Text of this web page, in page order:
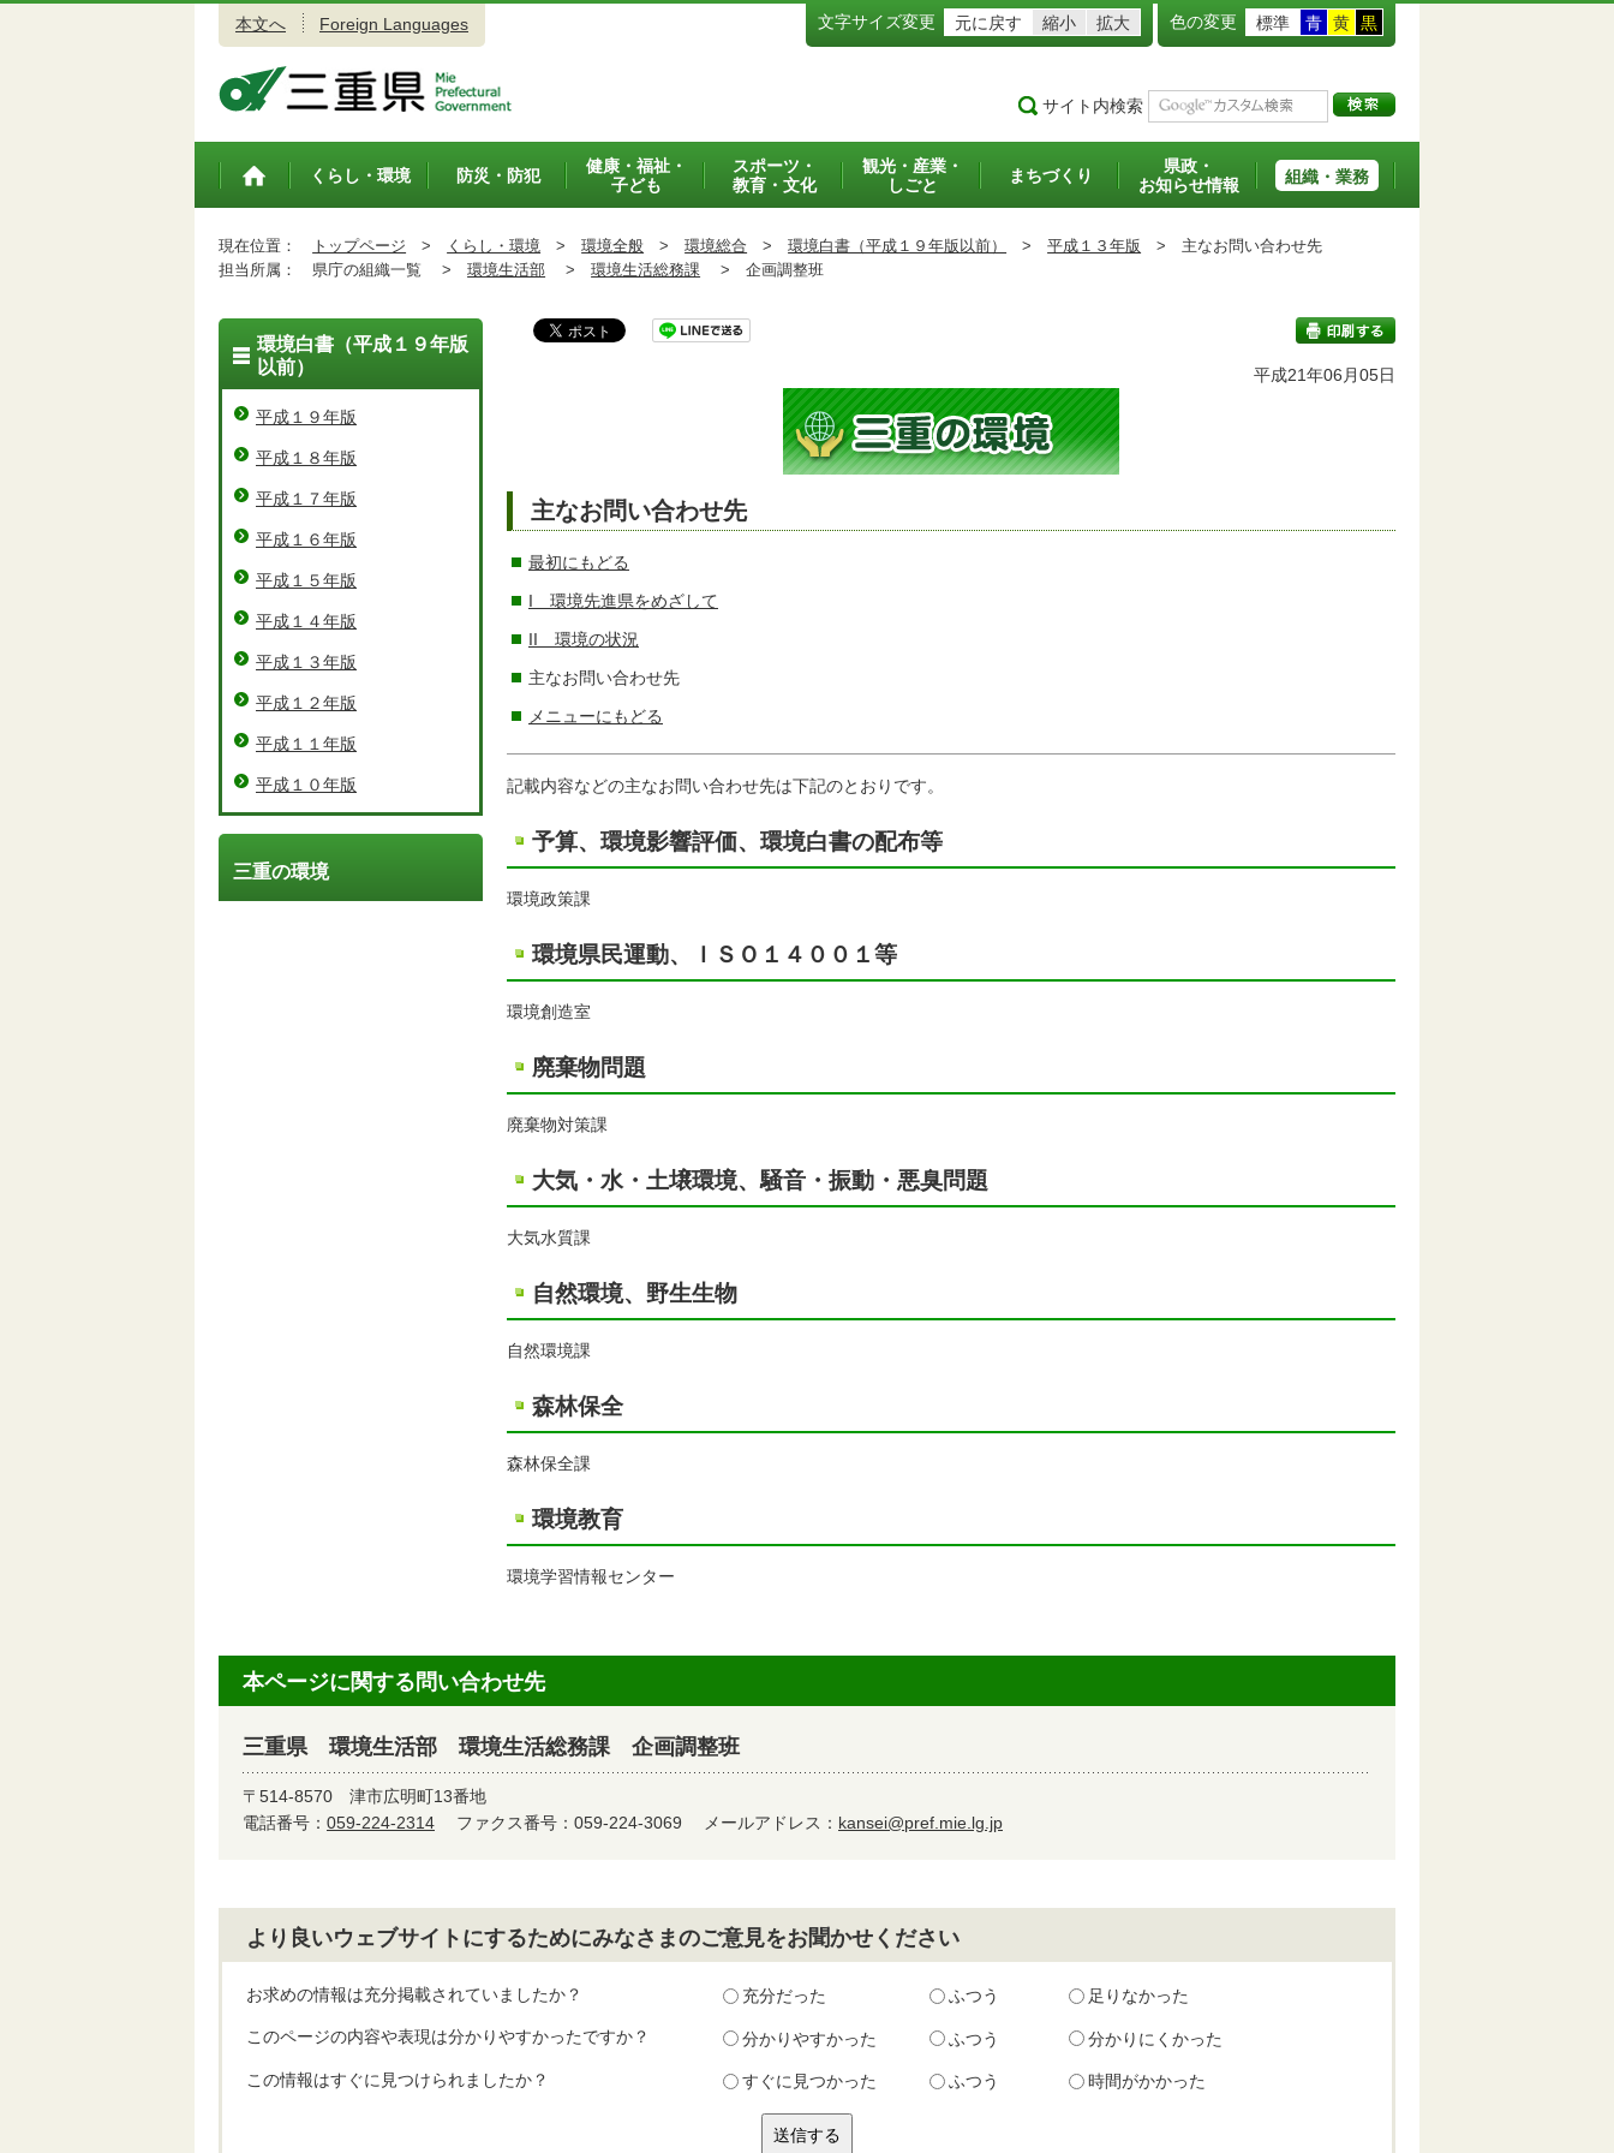
本文へ Foreign Languages 文字サイズ変更 元に戻す 縮小 拡大 色の変更 標準 青 黄 黒
サイト内検索
トップペ
くらし・環境 防災・防犯
健康・福祉・
子ども
スポーツ・
教育・文化
観光・産業・
しごと
まちづくり
県政・
お知らせ情報
組織・業務
現在位置： トップページ > くらし・環境 > 環境全般 > 環境総合 > 環境白書（平成１９年版以前） > 平成１３年版 > 主なお問い合わせ先
担当所属：
県庁の組織一覧 > 環境生活部 > 環境生活総務課 > 企画調整班
平成21年06月05日
主なお問い合わせ先
最初にもどる
I 環境先進県をめざして
II 環境の状況
主なお問い合わせ先
メニューにもどる
記載内容などの主なお問い合わせ先は下記のとおりです。
予算、環境影響評価、環境白書の配布等
環境政策課
環境県民運動、ＩＳＯ１４００１等
環境創造室
廃棄物問題
廃棄物対策課
大気・水・土壌環境、騒音・振動・悪臭問題
大気水質課
自然環境、野生生物
自然環境課
森林保全
森林保全課
環境教育
環境学習情報センター
環境白書（平成１９年版
以前）
平成１９年版
平成１８年版
平成１７年版
平成１６年版
平成１５年版
平成１４年版
平成１３年版
平成１２年版
平成１１年版
平成１０年版
三重の環境
本ページに関する問い合わせ先
三重県 環境生活部 環境生活総務課 企画調整班
〒514-8570 津市広明町13番地
電話番号： 059-224-2314 ファクス番号：059-224-3069 メールアドレス： kansei@pref.mie.lg.jp
より良いウェブサイトにするためにみなさまのご意見をお聞かせください
お求めの情報は充分掲載されていましたか？ 充分だった ふつう 足りなかった
このページの内容や表現は分かりやすかったですか？ 分かりやすかった ふつう 分かりにくかった
この情報はすぐに見つけられましたか？ すぐに見つかった ふつう 時間がかかった